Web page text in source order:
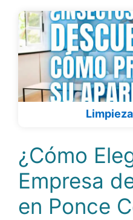
¿Cómo
Empresa
en Ponce